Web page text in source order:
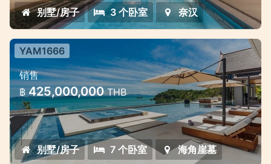
别墅/房子 3 个卧室 奈汉
7卧室海景奢华泳池别墅
7卧室海景奢华泳池别墅
YAM1666
销售
฿ 425,000,000THB
别墅/房子 7 个卧室 海角崖墓